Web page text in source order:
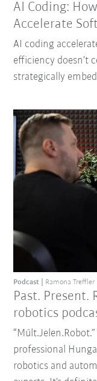
AI Coding:
Accelerate
AI coding
efficiency doesn’t
strategically
Past. Present.
robotics
Podcast Ramona Treffler
professional
robotics and